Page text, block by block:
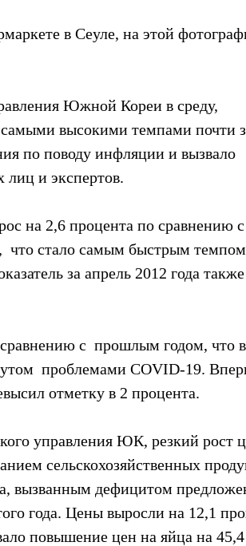
в Сеуле, на этой
Южной Кореи в среду,
высокими темпами почти
по поводу инфляции и вызвало
и экспертов.
на 2,6 процента по сравнению с
что стало самым быстрым темпом
за апрель 2012 года
с  прошлым годом, что
проблемами COVID-19.
отметку в 2 процента.
управления ЮК, резкий рост
сельскохозяйственных
вызванным дефицитом
года. Цены выросли на 12,1
повышение цен на яйца на